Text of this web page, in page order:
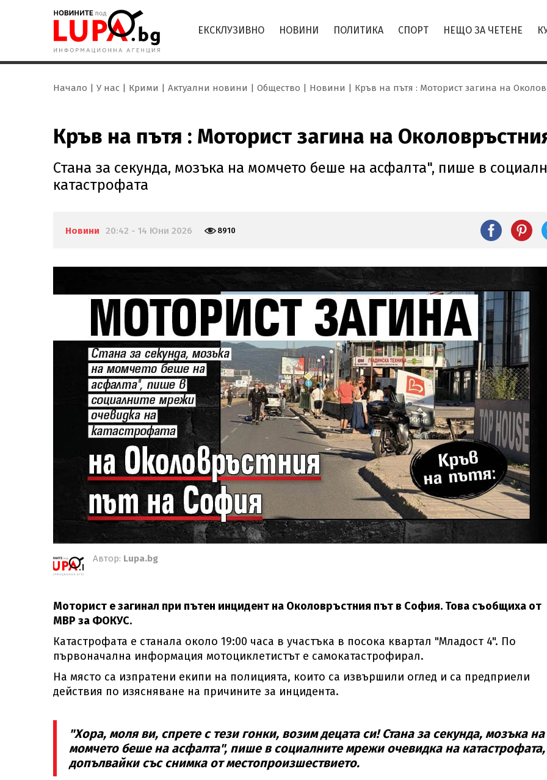
ЕКСКЛУЗИВНО НОВИНИ ПОЛИТИКА СПОРТ НЕЩО ЗА ЧЕТЕНЕ
Начало У нас Крими Актуални новини Общество Новини Кръв на пътя : Моторист загина на
Кръв на пътя : Моторист загина на
Стана за секунда, мозъка на момчето беше на асфалта", пише в
катастрофата
Новини 20:42 - 14 Юни 2026 8910
Автор: Lupa.bg
Моторист е загинал при пътен инцидент на Околовръстния път в София. Това съобщиха от
МВР за ФОКУС.
Катастрофата е станала около 19:00 часа в участъка в посока квартал "Младост 4". По
първоначална информация мотоциклетистът е самокатастрофирал.
На място са изпратени екипи на полицията, които са извършили оглед и са предприели
действия по изясняване на причините за инцидента.
"Хора, моля ви, спрете с тези гонки, возим децата си! Стана за секунда, мозъка на
момчето беше на асфалта", пише в социалните мрежи очевидка на катастрофата,
допълвайки със снимка от местопроизшествието.